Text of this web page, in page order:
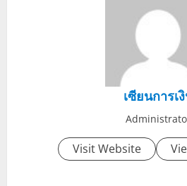
เซียนการเ
Visit Website